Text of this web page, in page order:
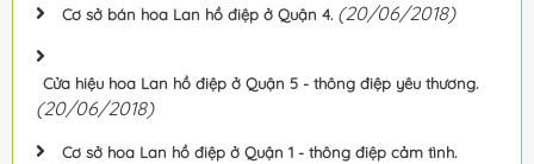
Cơ sở bán hoa Lan hồ điệp ở Quận 4. (20/06/2018)
Cửa hiệu hoa Lan hồ điệp ở Quận 5 - thông điệp yêu thương.
(20/06/2018)
Cơ sở hoa Lan hồ điệp ở Quận 1 - thông điệp cảm tình.